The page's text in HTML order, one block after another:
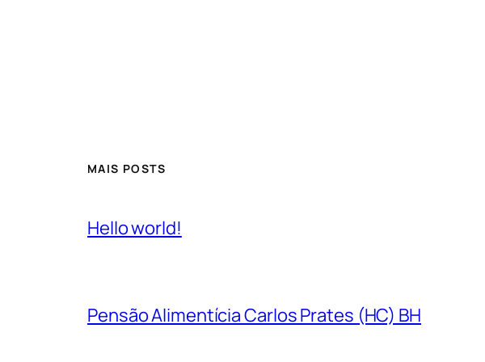
MAIS POSTS
Hello world!
Pensão Alimentícia Carlos Prates (HC) BH